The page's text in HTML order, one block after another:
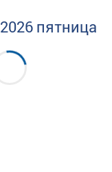
2026 пятница